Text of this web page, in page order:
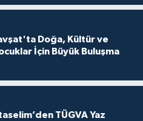
Doğa, Kültür ve
İçin Büyük Buluşma
TÜGVA Yaz